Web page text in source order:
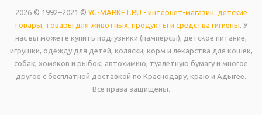
2026 © 1992–2021 ©YG-MARKET.RU - интернет-магазин: детские
товары, товары для животных, продукты и средства гигиены. У
нас вы можете купить подгузники (памперсы), детское питание,
игрушки, одежду для детей, коляски; корм и лекарства для кошек,
собак, хомяков и рыбок; автохимию, туалетную бумагу и многое
другое с бесплатной доставкой по Краснодару, краю и Адыгее.
Все права защищены.